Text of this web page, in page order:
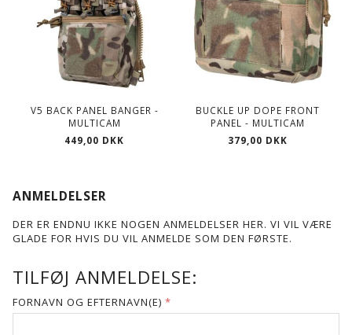
V5 BACK PANEL BANGER -
MULTICAM
449,00 DKK
BUCKLE UP DOPE FRONT
PANEL - MULTICAM
379,00 DKK
ANMELDELSER
DER ER ENDNU IKKE NOGEN ANMELDELSER HER. VI VIL VÆRE
GLADE FOR HVIS DU VIL ANMELDE SOM DEN FØRSTE.
TILFØJ ANMELDELSE:
FORNAVN OG EFTERNAVN(E)